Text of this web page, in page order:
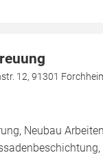
12, 91301
Neubau